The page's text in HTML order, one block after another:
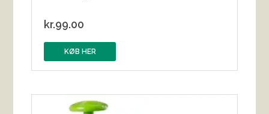
kr.99.00
KØB HER